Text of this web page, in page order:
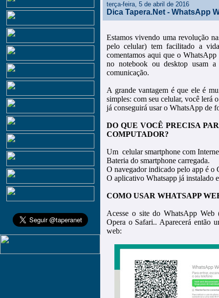
terça-feira, 5 de abril de 2016
Dica Tapera.Net - WhatsApp
Estamos vivendo uma revolução
pelo celular) tem facilitado a
comentamos aqui que o
no notebook ou desktop usam
comunicação.
A grande vantagem é que ele é
simples: com seu celular, você lerá
já conseguirá usar o WhatsApp de
DO QUE VOCÊ PRECISA
COMPUTADOR?
Um celular smartphone com
Bateria do smartphone carregada.
O navegador indicado pelo app é
O aplicativo Whatsapp já instalado
COMO USAR WHATSAPP
Acesse o site do WhatsApp Web
Opera o Safari.. Aparecerá então
web: